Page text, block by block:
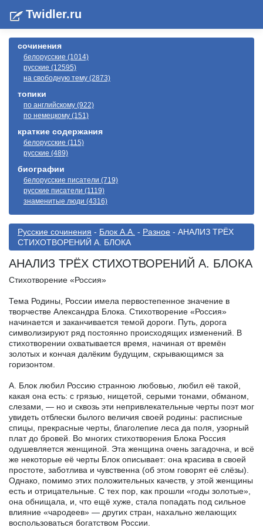
Twidler.ru
сочинения
белорусские (1014)
русские (12595)
на свободную тему (2873)
топики
по английскому (922)
по немецкому (151)
краткие содержания
белорусские (115)
русские (489)
биографии
белорусские писатели (719)
русские писатели (1119)
знаменитые люди (4316)
Русские сочинения - Блок А.А. - Разное - АНАЛИЗ ТРЁХ
СТИХОТВОРЕНИЙ А. БЛОКА
АНАЛИЗ ТРЁХ СТИХОТВОРЕНИЙ А. БЛОКА
Стихотворение «Россия»
Тема Родины, России имела первостепенное значение в
творчестве Александра Блока. Стихотворение «Россия»
начинается и заканчивается темой дороги. Путь, дорога
символизируют ряд постоянно происходящих изменений. В
стихотворении охватывается время, начиная от времён
золотых и кончая далёким будущим, скрывающимся за
горизонтом.
А. Блок любил Россию странною любовью, любил её такой,
какая она есть: с грязью, нищетой, серыми тонами, обманом,
слезами, — но и сквозь эти непривлекательные черты поэт мог
увидеть отблески былого величия своей родины: расписные
спицы, прекрасные черты, благолепие леса да поля, узорный
плат до бровей. Во многих стихотворения Блока Россия
одушевляется женщиной. Эта женщина очень загадочна, и всё
же некоторые её черты Блок описывает: она красива в своей
простоте, заботлива и чувственна (об этом говорят её слёзы).
Однако, помимо этих положительных качеств, у этой женщины
есть и отрицательные. С тех пор, как прошли «годы золотые»,
она обнищала, и, что ещё хуже, стала попадать под сильное
влияние «чародеев» — других стран, нахально желающих
воспользоваться богатством России.